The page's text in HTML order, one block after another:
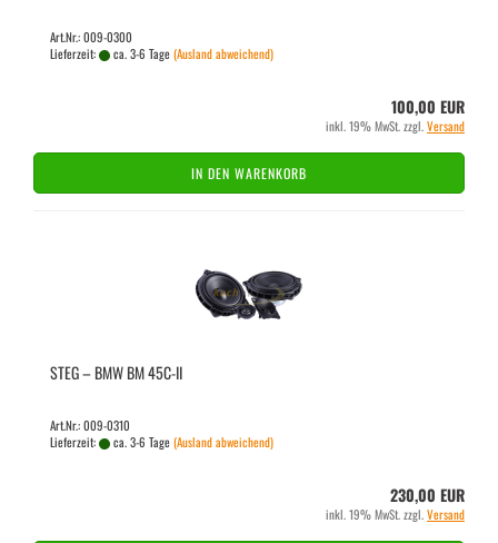
Art.Nr.: 009-0300
Lieferzeit:
ca. 3-6 Tage(Ausland abweichend)
100,00 EUR
inkl. 19% MwSt. zzgl.Versand
IN DEN WARENKORB
STEG – BMW BM 45C-​II
Art.Nr.: 009-0310
Lieferzeit:
ca. 3-6 Tage(Ausland abweichend)
230,00 EUR
inkl. 19% MwSt. zzgl.Versand